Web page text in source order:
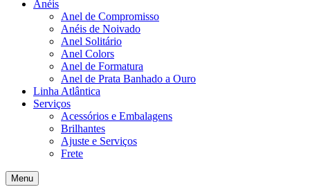
Anéis
Anel de Compromisso
Anéis de Noivado
Anel Solitário
Anel Colors
Anel de Formatura
Anel de Prata Banhado a Ouro
Linha Atlântica
Serviços
Acessórios e Embalagens
Brilhantes
Ajuste e Serviços
Frete
Menu